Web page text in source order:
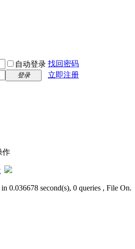
自动登录 找回密码
登录
立即注册
作
in 0.036678 second(s), 0 queries , File On.